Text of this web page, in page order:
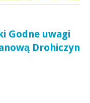
Godne uwagi
Drohiczyn